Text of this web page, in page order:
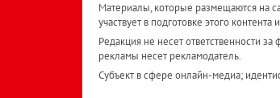
Материалы, которые размещаются на
участвует в подготовке этого
Редакция не несет ответственности
рекламы несет рекламодатель.
Субъект в сфере онлайн-медиа;